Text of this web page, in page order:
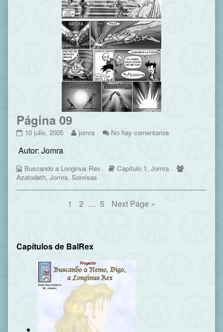
Página 09
Página
published
10 julio, 2005
Read
the
author
09,
jomra No hay comentarios
Autor: Jomra
Webcomic
Collections
Buscando a Longinus Rex
Webcomic
Capítulo 1, Jomra
Azatodeth, Jomra, Sonrisas
Navegación
entradas
Page
1 Page
2 … Page
5 Next Page »
Primary
Sidebar
Capítulos de BalRex